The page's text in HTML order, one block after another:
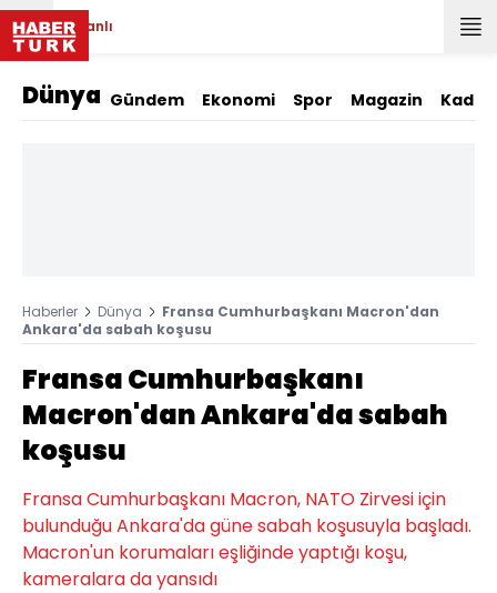
Canlı
Dünya Gündem Ekonomi Spor Magazin Kadın
Haberler Dünya
Fransa Cumhurbaşkanı Macron'dan
Ankara'da sabah koşusu
Fransa Cumhurbaşkanı
Macron'dan Ankara'da sabah
koşusu
Fransa Cumhurbaşkanı Macron, NATO Zirvesi için
bulunduğu Ankara'da güne sabah koşusuyla başladı.
Macron'un korumaları eşliğinde yaptığı koşu,
kameralara da yansıdı